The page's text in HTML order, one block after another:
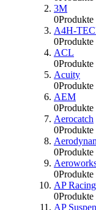
3M
0
A4H-
0
ACL
0
Acuity
0
AEM
0
Aerocatch
0
0
0
AP Racing
0
AP